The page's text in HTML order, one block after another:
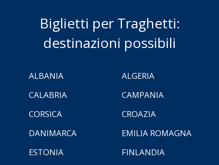
Biglietti per Traghetti:
destinazioni possibili
ALBANIA
ALGERIA
CALABRIA
CAMPANIA
CORSICA
CROAZIA
DANIMARCA
EMILIA ROMAGNA
ESTONIA
FINLANDIA